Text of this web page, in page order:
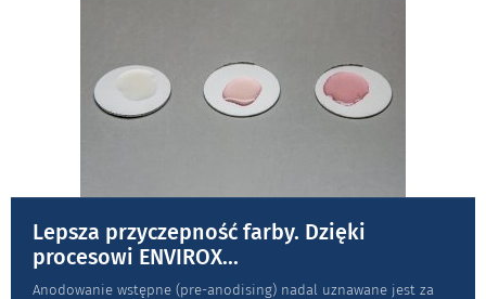
Lepsza przyczepność farby. Dzięki
procesowi ENVIROX...
Anodowanie wstępne (pre-anodising) nadal uznawane jest za